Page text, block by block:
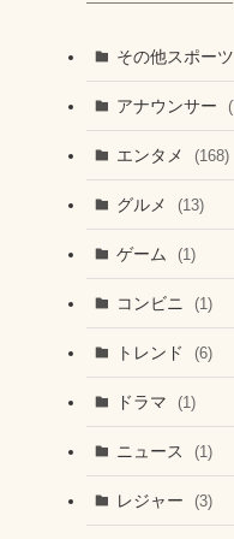
その他スポーツ
アナウンサー
エンタメ (168)
グルメ (13)
ゲーム (1)
コンビニ (1)
トレンド (6)
ドラマ (1)
ニュース (1)
レジャー (3)